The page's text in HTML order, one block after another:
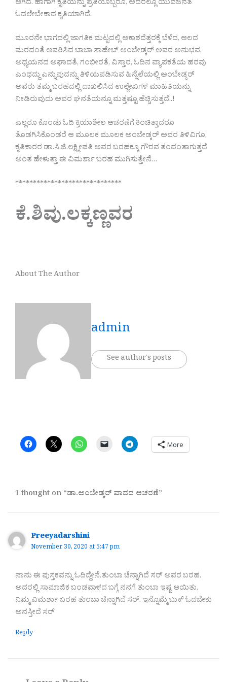
ಆಗಿದೆ. ಹಾಗಾಗಿ ಕೃತಿಯನ್ನು ಪ್ರತಿಯೊಬ್ಬರೂ, ಅದರಲ್ಲೂ ಯುವಜನತೆ
ಓದಲೇಬೇಕಾದ ಕೃತಿಯಾಗಿದೆ.
ಮೂರನೇ ಭಾಗದಲ್ಲಿ ಜಾಗತಿಕ ಮಟ್ಟದಲ್ಲಿ ಆಕಾಶದೆತ್ತರಕ್ಕೆ ಬೆಳೆದ, ಆಲದ
ಮರದಂತೆ ಆವರಿಸಿದ ಬಾಬಾ ಸಾಹೇಬ್ ಅಂಬೇಡ್ಕರ್ ಅವರ ಅನುಭವ,
ಅಧ್ಯಯನದ ಅಘಾದತೆ, ಗಂಭೀರತೆ, ವಿಸ್ತಾರ, ಓದಿನ ವ್ಯಾಪಕತೆಯ ಹರವು
ಎಂಥದ್ದು ಎನ್ನುವುದನ್ನು ತಿಳಿಯಪಡಿಸುವ ಹಿನ್ನೆಲೆಯಲ್ಲಿ ಅಂಬೇಡ್ಕರ್
ಅವರು ತಮ್ಮ ಬರಹದಲ್ಲಿ ದಾಖಲಿಸಿದ ಉಲ್ಲೇಖಗಳ ಮಾಹಿತಿಯನ್ನು
ನೀಡಿರುವುದು ಅವರ ಘನತೆಯನ್ನೂ ಮತ್ತಷ್ಟೂ ಹೆಚ್ಚಿಸುತ್ತದೆ..!
ಎಲ್ಲರೂ ಕೊಂಡು ಓದಿ ಕ್ರಿಯಾಶೀಲ ಆಚರಣೆಗೆ ಕಿಂಚಿತ್ತಾದರೂ
ತೊಡಗಿಸಿಕೊಂಡರೆ ಆ ಮೂಲಕ ಮೂಲಕ ಅಂಬೇಡ್ಕರ್ ಅವರ ತಿಳಿವಿಗೂ,
ಕೃತಿಕಾರರ ಡಾ.ಸಿ.ಜಿ.ಲಕ್ಷ್ಮೀಪತಿ ಅವರ ಬರಹಕ್ಕೂ ಗೌರವ ತಂದಂತಾಗುತ್ತದೆ
ಅಂತ ಹೇಳುತ್ತಾ ಈ ವಿಮರ್ಶಾ ಬರಹ ಮುಗಿಸುತ್ತೇನೆ…
******************************
ಕೆ.ಶಿವು.ಲಕ್ಕಣ್ಣವರ
About The Author
admin
See author's posts
More
1 thought on “ಡಾ.ಅಂಬೇಡ್ಕರ್ ವಾದದ ಆಚರಣೆ”
Preeyadarshini
November 30, 2020 at 5:47 pm
ನಾನು ಈ ಪುಸ್ತಕವನ್ನು ಓದಿದ್ದೇನೆ.ತುಂಬಾ ಚೆನ್ನಾಗಿದೆ ಸರ್ ಅವರ ಬರಹ.
ಅದರಲ್ಲಿ ಸಾಮಾಜಿಕ ಬಂಡವಾಳದ ಬಗ್ಗೆ ನನಗೆ ತುಂಬಾ ಇಷ್ಟ ಆಯಿತು.
ನಿಮ್ಮ ವಿಮರ್ಶಾ ಬರಹ ತುಂಬಾ ಚೆನ್ನಾಗಿದೆ ಸರ್. ಇನ್ನೊಮ್ಮೆ ಬುಕ್ ಓದಬೇಕು
ಅನಸ್ತೀದೆ ಸರ್
Reply